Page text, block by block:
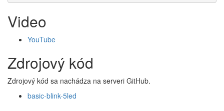
Video
YouTube
Zdrojový kód
Zdrojový kód sa nachádza na serveri GitHub.
basic-blink-5led